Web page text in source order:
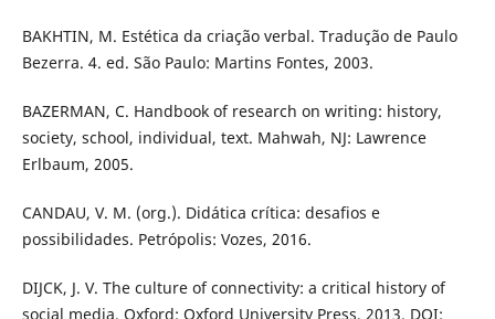
BAKHTIN, M. Estética da criação verbal. Tradução de Paulo
Bezerra. 4. ed. São Paulo: Martins Fontes, 2003.
BAZERMAN, C. Handbook of research on writing: history,
society, school, individual, text. Mahwah, NJ: Lawrence
Erlbaum, 2005.
CANDAU, V. M. (org.). Didática crítica: desafios e
possibilidades. Petrópolis: Vozes, 2016.
DIJCK, J. V. The culture of connectivity: a critical history of
social media. Oxford: Oxford University Press, 2013. DOI: